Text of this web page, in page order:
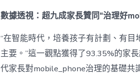
數據透視：超九成家長贊同“治理好
“在智能時代，培養孩子有計劃、有
主要。”這一觀點獲得了93.35%的家
代家長對mobile_phone治理的基礎共